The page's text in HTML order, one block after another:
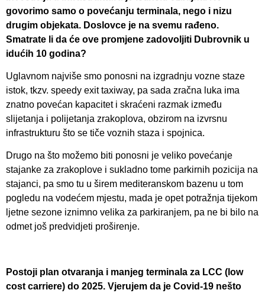
govorimo samo o povećanju terminala, nego i nizu
drugim objekata. Doslovce je na svemu rađeno.
Smatrate li da će ove promjene zadovoljiti Dubrovnik u
idućih 10 godina?
Uglavnom najviše smo ponosni na izgradnju vozne staze
istok, tkzv. speedy exit taxiway, pa sada zračna luka ima
znatno povećan kapacitet i skraćeni razmak između
slijetanja i polijetanja zrakoplova, obzirom na izvrsnu
infrastrukturu što se tiče voznih staza i spojnica.
Drugo na što možemo biti ponosni je veliko povećanje
stajanke za zrakoplove i sukladno tome parkirnih pozicija na
stajanci, pa smo tu u širem mediteranskom bazenu u tom
pogledu na vodećem mjestu, mada je opet potražnja tijekom
ljetne sezone iznimno velika za parkiranjem, pa ne bi bilo na
odmet još predvidjeti proširenje.
Postoji plan otvaranja i manjeg terminala za LCC (low
cost carriere) do 2025. Vjerujem da je Covid-19 nešto